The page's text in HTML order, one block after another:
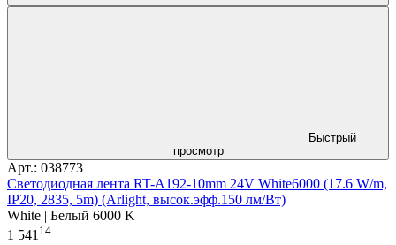
Быстрый
просмотр
Арт.: 038773
Светодиодная лента RT-A192-10mm 24V White6000 (17.6 W/m,
IP20, 2835, 5m) (Arlight, высок.эфф.150 лм/Вт)
White | Белый 6000 K
1 541 14